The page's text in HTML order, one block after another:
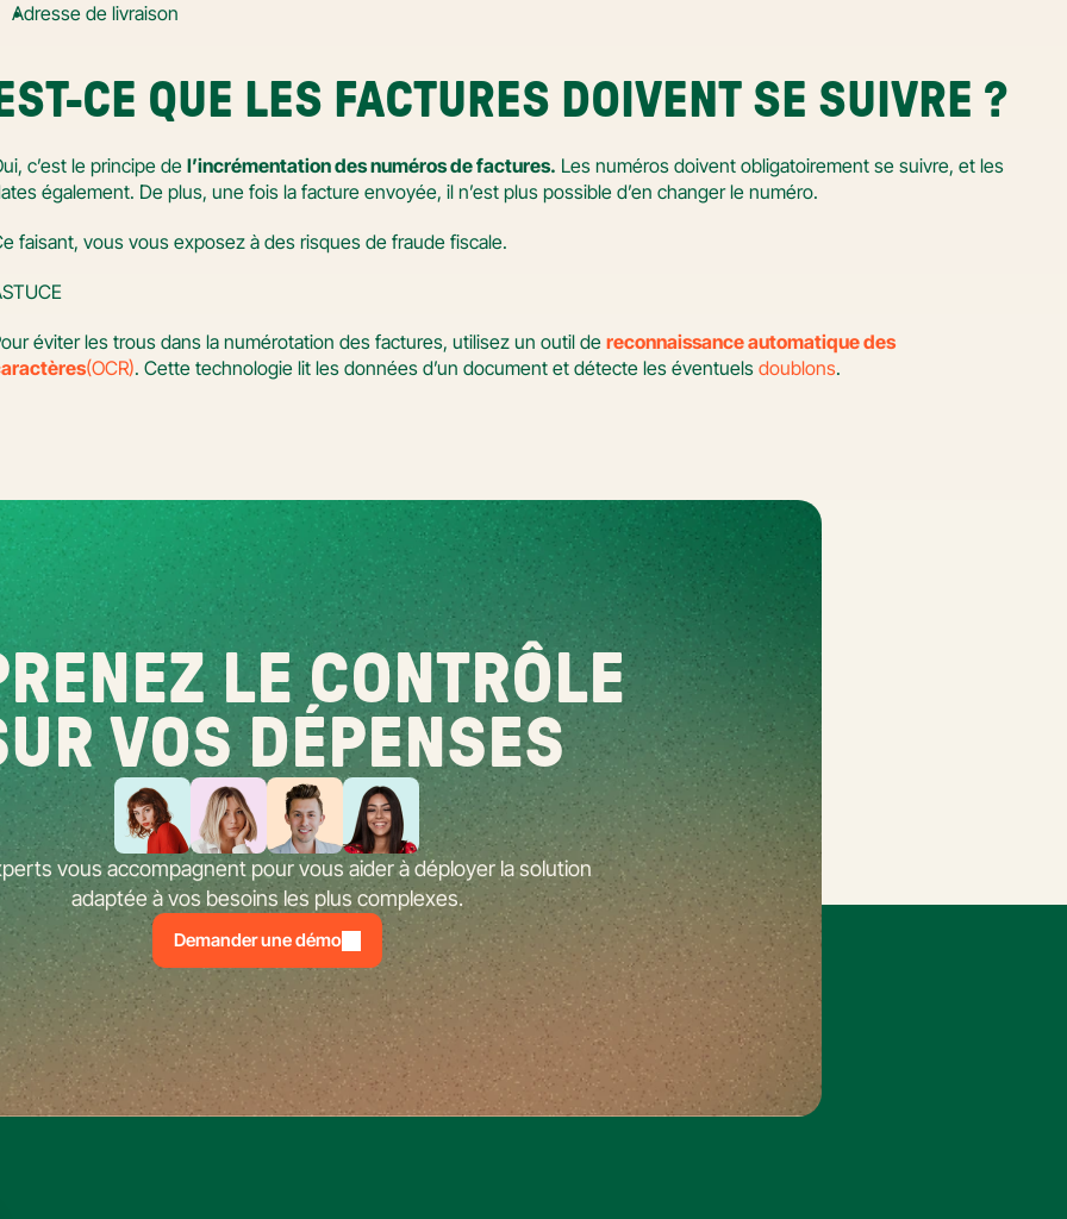
Adresse de livraison
CE QUE LES FACTURES DOIVENT SE SUIVRE ?
c’est le principe de l’incrémentation des numéros de factures. Les numéros doivent obligatoirement se suivre, et les
également. De plus, une fois la facture envoyée, il n’est plus possible d’en changer le numéro.
faisant, vous vous exposez à des risques de fraude fiscale.
éviter les trous dans la numérotation des factures, utilisez un outil de reconnaissance automatique des
(OCR). Cette technologie lit les données d’un document et détecte les éventuels doublons.
LE CONTRÔLE
VOS DÉPENSES
vous accompagnent pour vous aider à déployer la solution
adaptée à vos besoins les plus complexes.
Demander une démo